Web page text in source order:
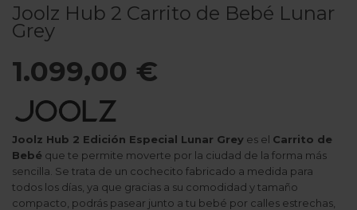
Joolz Hub 2 Carrito de Bebé Lunar
Grey
1.099,00 €
Joolz Hub 2 Edición Especial Lunar Grey es el Carrito de
Bebé que te permite moverte por la ciudad de la forma más
sencilla. Se trata de un cochecito fabricado a medida para
todos los días, ya que gracias a su comodidad y tamaño
compacto, podrás pasear junto a tu bebé por calles estrechas,